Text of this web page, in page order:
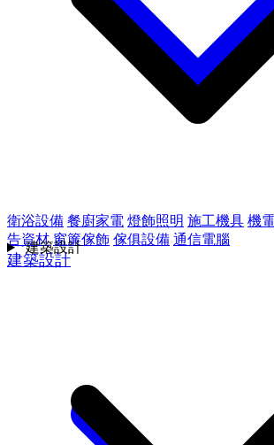
衛浴設備 餐廚家電 燈飾照明 施工機具 機
告資材 窗簾傢飾 傢俱設備 通信電腦
建築設計
建築設計